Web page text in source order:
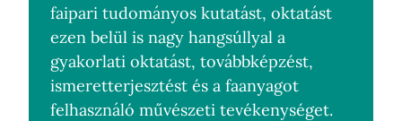
faipari tudományos kutatást, oktatást
ezen belül is nagy hangsúllyal a
gyakorlati oktatást, továbbképzést,
ismeretterjesztést és a faanyagot
felhasználó művészeti tevékenységet.